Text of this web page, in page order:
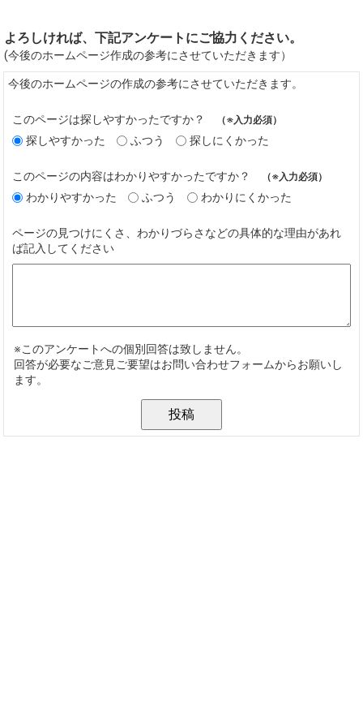
よろしければ、下記アンケートにご協力ください。
(今後のホームページ作成の参考にさせていただきます）
今後のホームページの作成の参考にさせていただきます。
このページは探しやすかったですか？ （※入力必須）
探しやすかった ふつう 探しにくかった
このページの内容はわかりやすかったですか？ （※入力必須）
わかりやすかった ふつう わかりにくかった
ページの見つけにくさ、わかりづらさなどの具体的な理由があれ
ば記入してください
※このアンケートへの個別回答は致しません。
回答が必要なご意見ご要望はお問い合わせフォームからお願いし
ます。